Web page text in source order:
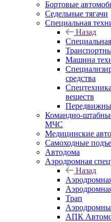
Бортовые
Седельные тягачи
Специальная
Назад
Машина
средства
веществ
Командно-
МЧС
Медицинские
Самоходные
Автодома
Аэродромная
Назад
Трап
АПК